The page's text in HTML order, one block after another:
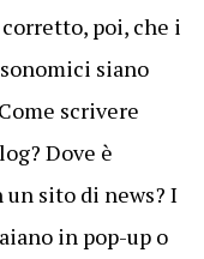
poi, che i
siano
scrivere
Dove è
sito di news? I
in pop-up o